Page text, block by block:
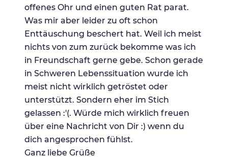
offenes Ohr und einen guten Rat parat.
Was mir aber leider zu oft schon
Enttäuschung beschert hat. Weil ich meist
nichts von zum zurück bekomme was ich
in Freundschaft gerne gebe. Schon gerade
in Schweren Lebenssituation wurde ich
meist nicht wirklich getröstet oder
unterstützt. Sondern eher im Stich
gelassen :'(. Würde mich wirklich freuen
über eine Nachricht von Dir :) wenn du
dich angesprochen fühlst.
Ganz liebe Grüße